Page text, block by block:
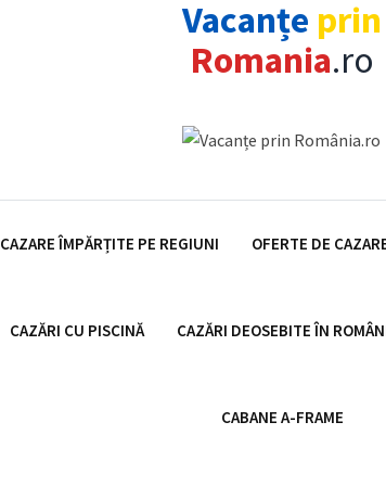
Vacanțe prin
Romania.ro
CAZARE ÎMPĂRȚITE PE REGIUNI OFERTE DE
CAZĂRI CU PISCINĂ CAZĂRI DEOSEBITE ÎN
CABANE A-FRAME